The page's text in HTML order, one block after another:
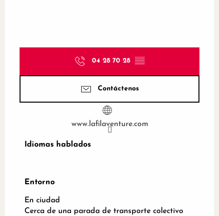
04 28 70 28 ▒▒
Contáctenos
www.lafilaventure.com
Idiomas hablados
Idiomas hablados
Entorno
Entorno
En ciudad
Cerca de una parada de transporte colectivo